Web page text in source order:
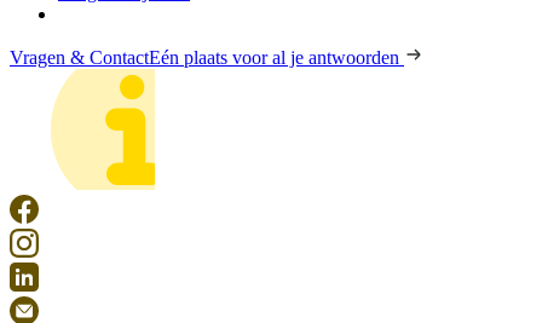
Vragen & ContactEén plaats voor al je antwoorden